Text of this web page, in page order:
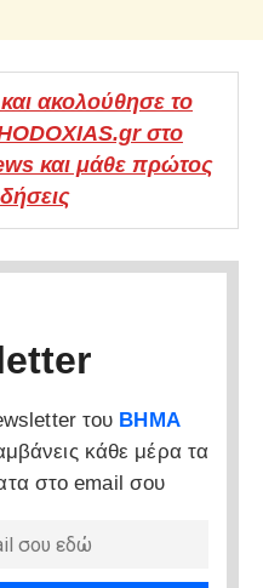
ακολούθησε το
στο
και μάθε πρώτος
του ΒΗΜΑ
κάθε μέρα τα
στο email σου